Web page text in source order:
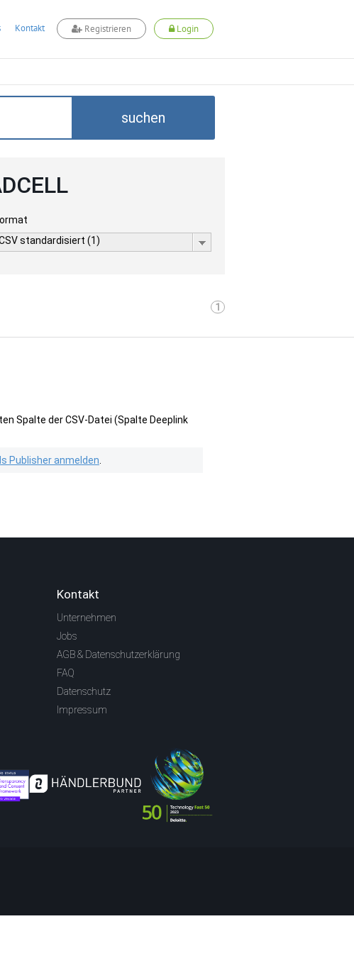
Kontakt Registrieren Login
suchen
standardisiert (1)
1
Spalte der CSV-Datei (Spalte Deeplink
Publisher anmelden
Kontakt
Unternehmen
Jobs
AGB & Datenschutzerklärung
FAQ
Datenschutz
Impressum